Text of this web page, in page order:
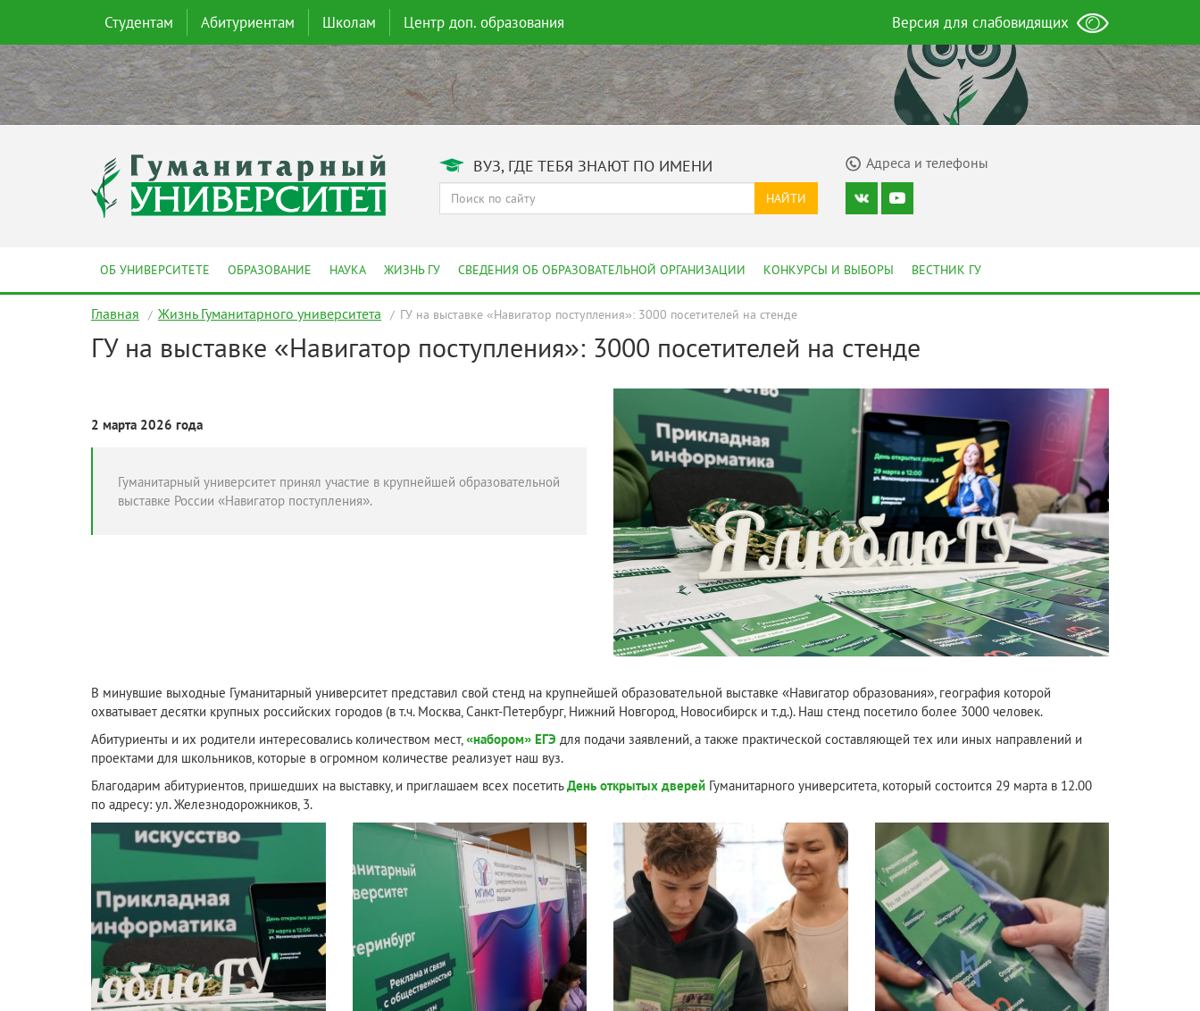
Студентам Абитуриентам Школам Центр доп. образования Версия для слабовидящих
ВУЗ, ГДЕ ТЕБЯ ЗНАЮТ ПО ИМЕНИ Адреса и телефоны
НАЙТИ
ОБ УНИВЕРСИТЕТЕ ОБРАЗОВАНИЕ НАУКА ЖИЗНЬ ГУ СВЕДЕНИЯ ОБ ОБРАЗОВАТЕЛЬНОЙ ОРГАНИЗАЦИИ КОНКУРСЫ И ВЫБОРЫ ВЕСТНИК ГУ
Главная Жизнь Гуманитарного университета ГУ на выставке «Навигатор поступления»: 3000 посетителей на стенде
ГУ на выставке «Навигатор поступления»: 3000 посетителей на стенде
2 марта 2026 года
Гуманитарный университет принял участие в крупнейшей образовательной
выставке России «Навигатор поступления».
В минувшие выходные Гуманитарный университет представил свой стенд на крупнейшей образовательной выставке «Навигатор образования», география которой
охватывает десятки крупных российских городов (в т.ч. Москва, Санкт-Петербург, Нижний Новгород, Новосибирск и т.д.). Наш стенд посетило более 3000 человек.
Абитуриенты и их родители интересовались количеством мест,«набором» ЕГЭ для подачи заявлений, а также практической составляющей тех или иных направлений и
проектами для школьников, которые в огромном количестве реализует наш вуз.
Благодарим абитуриентов, пришедших на выставку, и приглашаем всех посетитьДень открытых дверей Гуманитарного университета, который состоится 29 марта в 12.00
по адресу: ул. Железнодорожников, 3.